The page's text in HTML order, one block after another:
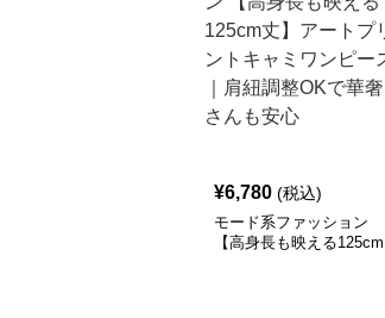
¥6,780 (税込)
モード系ファッション
【高身長も映える125cm